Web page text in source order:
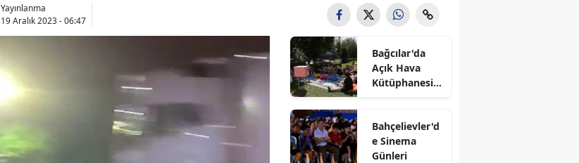
Yayınlanma
19 Aralık 2023 - 06:47
Bağcılar'da
Açık Hava
Kütüphanesi'n
Bahçelievler'd
e Sinema
Günleri